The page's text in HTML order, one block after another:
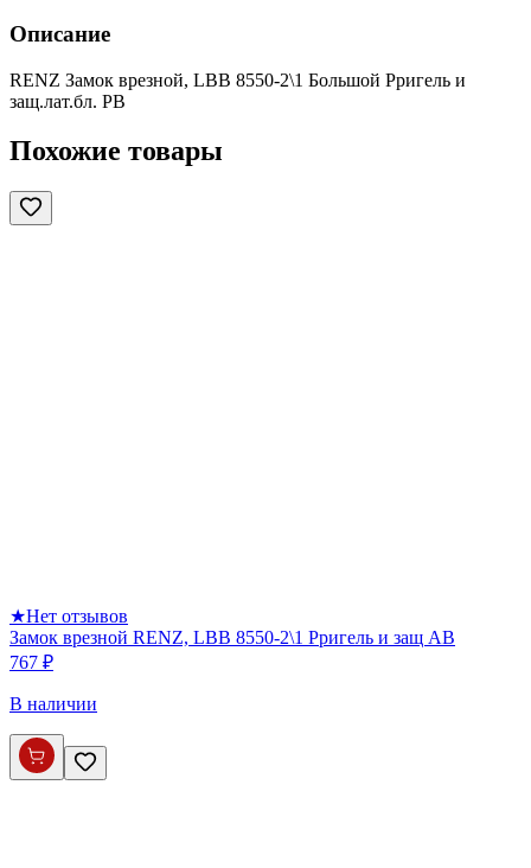
Описание
RENZ Замок врезной, LBB 8550-2\1 Большой Pригель и
защ.лат.бл. PB
Похожие товары
★Нет отзывов
Замок врезной RENZ, LBB 8550-2\1 Pригель и защ AB
767 ₽
В наличии